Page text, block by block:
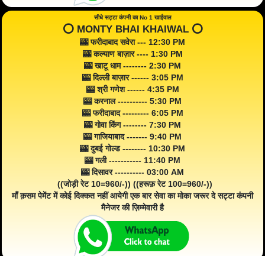
सीधे सट्टा कंपनी का No 1 खाईवाल
⭕️ MONTY BHAI KHAIWAL ⭕️
🎰 फरीदाबाद सवेरा --- 12:30 PM
🎰 कल्याण बाज़ार ---- 1:30 PM
🎰 खाटू धाम -------- 2:30 PM
🎰 दिल्ली बाज़ार ------ 3:05 PM
🎰 श्री गणेश ------ 4:35 PM
🎰 करनाल ---------- 5:30 PM
🎰 फरीदाबाद --------- 6:05 PM
🎰 गोवा किंग -------- 7:30 PM
🎰 गाजियाबाद ------- 9:40 PM
🎰 दुबई गोल्ड -------- 10:30 PM
🎰 गली ----------- 11:40 PM
🎰 दिसावर ---------- 03:00 AM
((जोड़ी रेट 10=960/-)) ((हरूफ़ रेट 100=960/-))
माँ क़सम पेमेंट में कोई दिक्कत नहीं आयेगी एक बार सेवा का मोका जरूर दे सट्टा कंपनी
मैनेजर की ज़िम्मेवारी है